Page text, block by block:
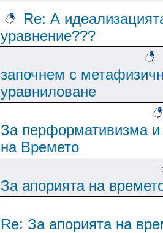
Re: А
уравнение???
започнем с
уравниловане
За перформативизма и
на Времето
За апорията на
Re: За апорията на